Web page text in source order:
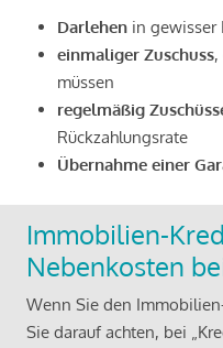
Darlehen in gewisser
einmaliger Zuschuss
müssen
regelmäßig
Rückzahlungsrate
Übernahme einer
Immobilien-
Nebenkosten
Wenn Sie den
Sie darauf achten, bei